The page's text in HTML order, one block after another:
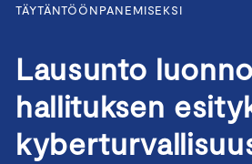
TÄYTÄNTÖÖNPANEMISEKSI
Lausunto
hallituksen